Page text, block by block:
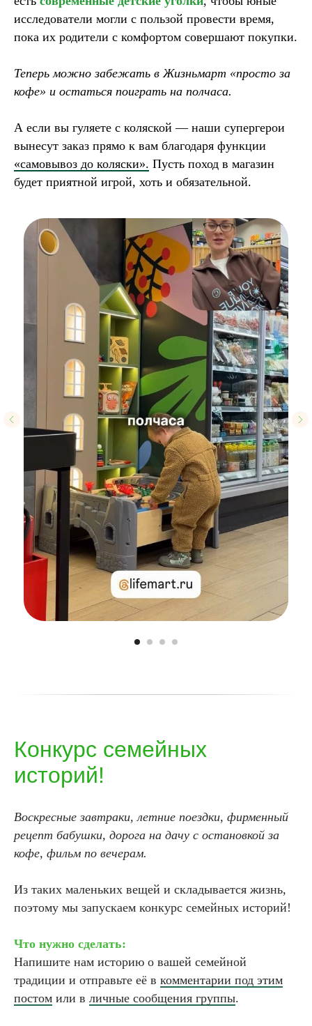
исследователи могли с пользой провести время,
пока их родители с комфортом совершают покупки.
Теперь можно забежать в Жизньмарт «просто за
кофе» и остаться поиграть на полчаса.
А если вы гуляете с коляской — наши супергерои
вынесут заказ прямо к вам благодаря функции
«самовывоз до коляски». Пусть поход в магазин
будет приятной игрой, хоть и обязательной.
Конкурс семейных
историй!
Воскресные завтраки, летние поездки, фирменный
рецепт бабушки, дорога на дачу с остановкой за
кофе, фильм по вечерам.
Из таких маленьких вещей и складывается жизнь,
поэтому мы запускаем конкурс семейных историй!
Что нужно сделать:
Напишите нам историю о вашей семейной
традиции и отправьте её в комментарии под этим
постом или в личные сообщения группы.